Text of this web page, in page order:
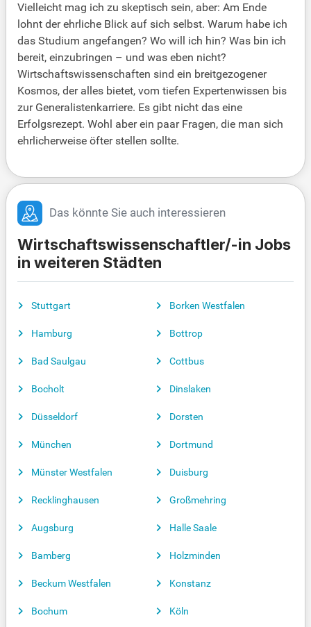
Vielleicht mag ich zu skeptisch sein, aber: Am Ende
lohnt der ehrliche Blick auf sich selbst. Warum habe ich
das Studium angefangen? Wo will ich hin? Was bin ich
bereit, einzubringen – und was eben nicht?
Wirtschaftswissenschaften sind ein breitgezogener
Kosmos, der alles bietet, vom tiefen Expertenwissen bis
zur Generalistenkarriere. Es gibt nicht das eine
Erfolgsrezept. Wohl aber ein paar Fragen, die man sich
ehrlicherweise öfter stellen sollte.
Das könnte Sie auch interessieren
Wirtschaftswissenschaftler/-in Jobs
in weiteren Städten
Stuttgart
Hamburg
Bad Saulgau
Bocholt
Düsseldorf
München
Münster Westfalen
Recklinghausen
Augsburg
Bamberg
Beckum Westfalen
Bochum
Borken Westfalen
Bottrop
Cottbus
Dinslaken
Dorsten
Dortmund
Duisburg
Großmehring
Halle Saale
Holzminden
Konstanz
Köln